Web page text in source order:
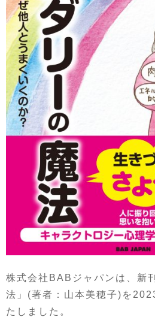
株式会社BABジャパンは、新
法」(著者：山本美穂子)を
たしました。